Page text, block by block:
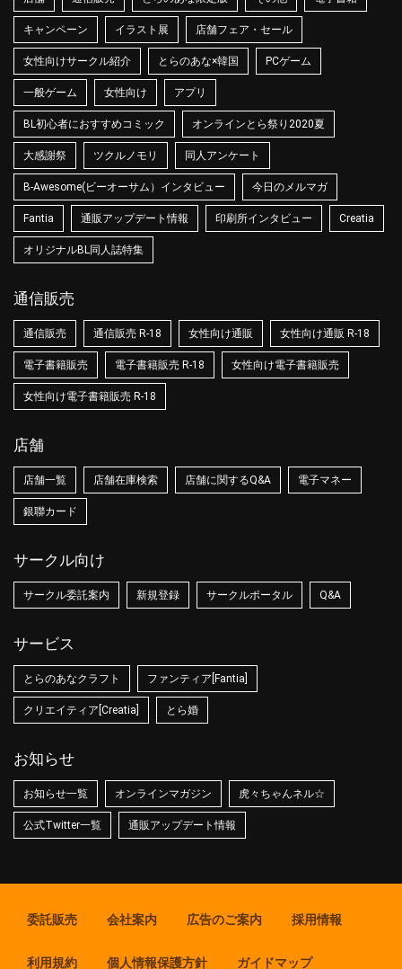
キャンペーン イラスト展 店舗フェア・セール
女性向けサークル紹介 とらのあな×韓国 PCゲーム
一般ゲーム 女性向け アプリ
BL初心者におすすめコミック オンラインとら祭り2020夏
大感謝祭 ツクルノモリ 同人アンケート
B-Awesome(ビーオーサム）インタビュー 今日のメルマガ
Fantia 通販アップデート情報 印刷所インタビュー Creatia
オリジナルBL同人誌特集
通信販売
通信販売 通信販売 R-18 女性向け通販 女性向け通販 R-18
電子書籍販売 電子書籍販売 R-18 女性向け電子書籍販売
女性向け電子書籍販売 R-18
店舗
店舗一覧 店舗在庫検索 店舗に関するQ&A 電子マネー
銀聯カード
サークル向け
サークル委託案内 新規登録 サークルポータル Q&A
サービス
とらのあなクラフト ファンティア[Fantia]
クリエイティア[Creatia] とら婚
お知らせ
お知らせ一覧 オンラインマガジン 虎々ちゃんネル☆
公式Twitter一覧 通販アップデート情報
委託販売 会社案内 広告のご案内 採用情報
利用規約 個人情報保護方針 ガイドマップ